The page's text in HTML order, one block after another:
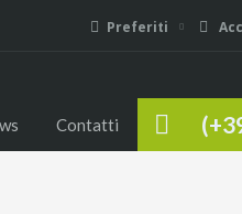
Preferiti
Contatti